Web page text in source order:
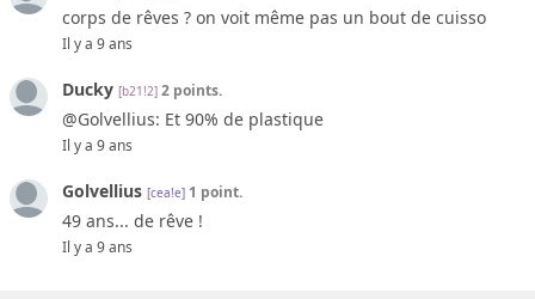
corps de rêves ? on voit même pas un bout de cuisso
Il y a 9 ans
Ducky [b21!2] 2 points.
@Golvellius: Et 90% de plastique
Il y a 9 ans
Golvellius [cea!e] 1 point.
49 ans... de rêve !
Il y a 9 ans